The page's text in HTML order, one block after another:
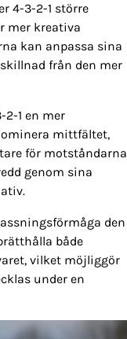
4-3-2-1 större
mer kreativa
kan anpassa sina
från den mer
1 en mer
mittfältet,
för motståndarna
genom sina
den
både
vilket möjliggör
under en